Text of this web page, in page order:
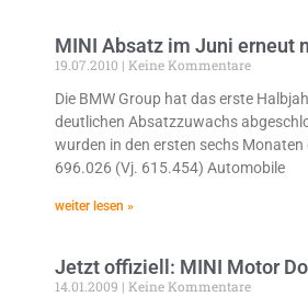
MINI Absatz im Juni erneut
19.07.2010
Keine Kommentare
Die BMW Group hat das erste
deutlichen Absatzzuwachs
wurden in den ersten sechs Monaten
696.026 (Vj. 615.454) Automobile
weiter lesen »
Jetzt offiziell: MINI Motor
14.01.2009
Keine Kommentare